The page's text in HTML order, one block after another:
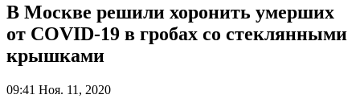
В Москве решили хоронить умерших
от COVID-19 в гробах со стеклянными
крышками
09:41 Ноя. 11, 2020